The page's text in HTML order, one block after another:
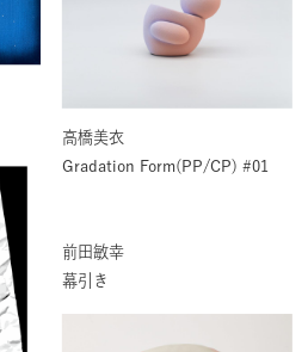
高橋美衣
Gradation Form(PP/CP) #01
前田敏幸
幕引き